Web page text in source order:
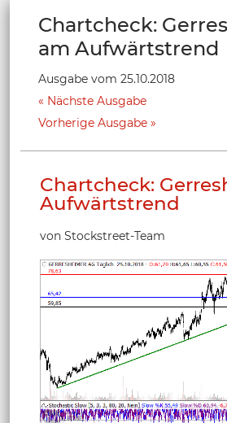
Chartcheck:
am Aufwärtstrend
Ausgabe vom 25.10.2018
Nächste Ausgabe
Vorherige Ausgabe
Chartcheck:
Aufwärtstrend
von Stockstreet-Team